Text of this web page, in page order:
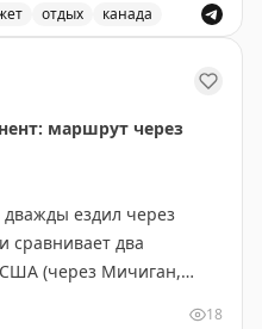
мосту от
благодаря
вызванной потоком
вырезать русло,
формации с
парк Йохо платный, но
— даже 10 минут
сезон здесь
автобусов.
отдых канада
маршрут через
ездил через
сравнивает два
(через Мичиган,
18